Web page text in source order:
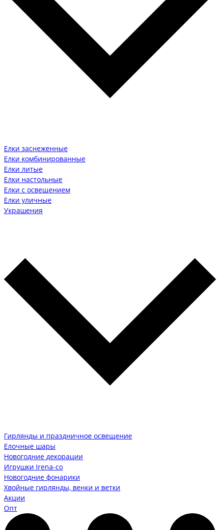
Елки заснеженные
Елки комбинированные
Елки литые
Елки настольные
Елки с освещением
Елки уличные
Украшения
Гирлянды и праздничное освещение
Елочные шары
Новогодние декорации
Игрушки Irena-co
Новогодние фонарики
Хвойные гирлянды, венки и ветки
Акции
Опт